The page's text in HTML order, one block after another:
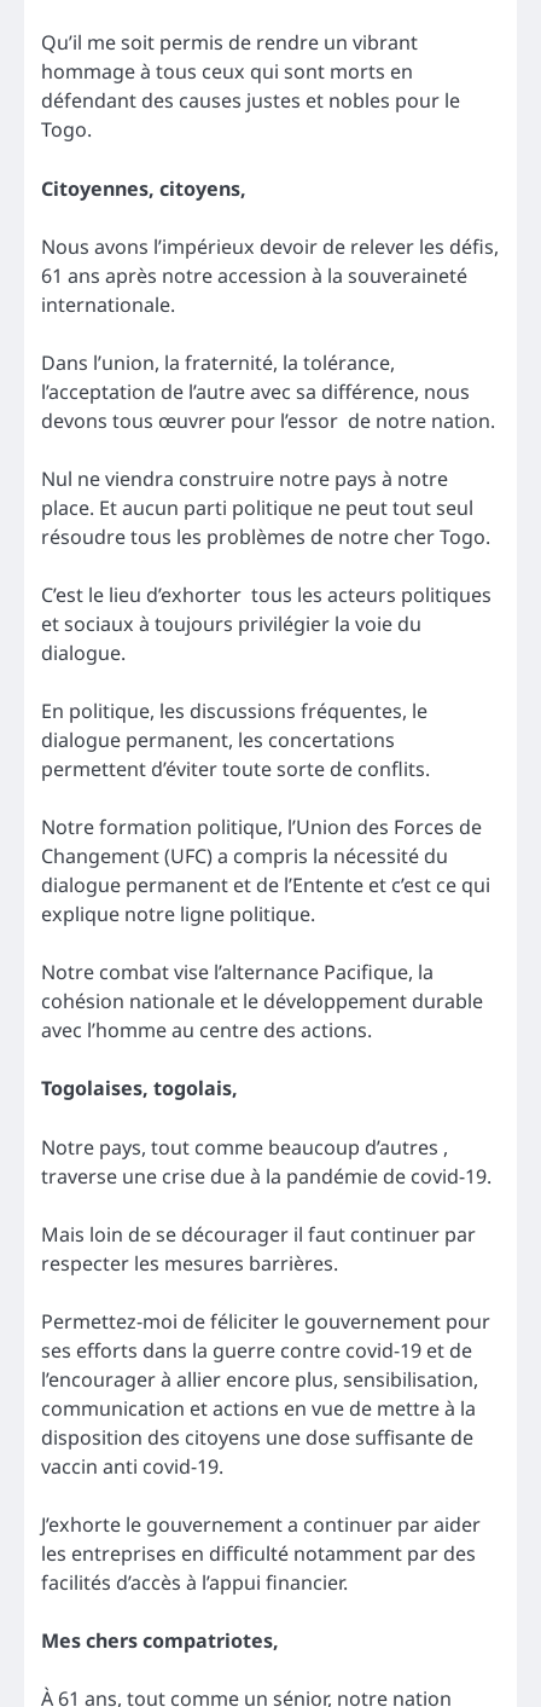
Qu’il me soit permis de rendre un vibrant
hommage à tous ceux qui sont morts en
défendant des causes justes et nobles pour le
Togo.
Citoyennes, citoyens,
Nous avons l’impérieux devoir de relever les défis,
61 ans après notre accession à la souveraineté
internationale.
Dans l’union, la fraternité, la tolérance,
l’acceptation de l’autre avec sa différence, nous
devons tous œuvrer pour l’essor de notre nation.
Nul ne viendra construire notre pays à notre
place. Et aucun parti politique ne peut tout seul
résoudre tous les problèmes de notre cher Togo.
C’est le lieu d’exhorter tous les acteurs politiques
et sociaux à toujours privilégier la voie du
dialogue.
En politique, les discussions fréquentes, le
dialogue permanent, les concertations
permettent d’éviter toute sorte de conflits.
Notre formation politique, l’Union des Forces de
Changement (UFC) a compris la nécessité du
dialogue permanent et de l’Entente et c’est ce qui
explique notre ligne politique.
Notre combat vise l’alternance Pacifique, la
cohésion nationale et le développement durable
avec l’homme au centre des actions.
Togolaises, togolais,
Notre pays, tout comme beaucoup d’autres ,
traverse une crise due à la pandémie de covid-19.
Mais loin de se décourager il faut continuer par
respecter les mesures barrières.
Permettez-moi de féliciter le gouvernement pour
ses efforts dans la guerre contre covid-19 et de
l’encourager à allier encore plus, sensibilisation,
communication et actions en vue de mettre à la
disposition des citoyens une dose suffisante de
vaccin anti covid-19.
J’exhorte le gouvernement a continuer par aider
les entreprises en difficulté notamment par des
facilités d’accès à l’appui financier.
Mes chers compatriotes,
À 61 ans, tout comme un sénior, notre nation